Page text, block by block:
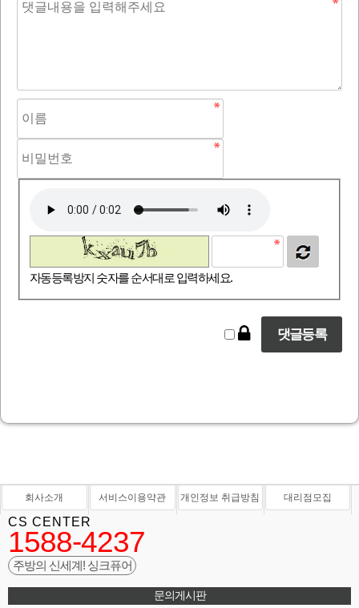
자동등록방지 숫자를 순서대로 입력하세요.
회사소개 서비스이용약관 개인정보 취급방침 대리점모집
CS CENTER
1588-4237
주방의 신세계! 싱크퓨어
문의게시판